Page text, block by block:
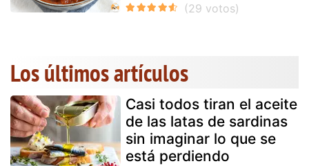
Los últimos artículos
Casi todos tiran el aceite
de las latas de sardinas
sin imaginar lo que se
está perdiendo